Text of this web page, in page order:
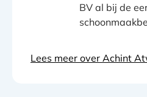
BV al bij de
Lees meer over Achint